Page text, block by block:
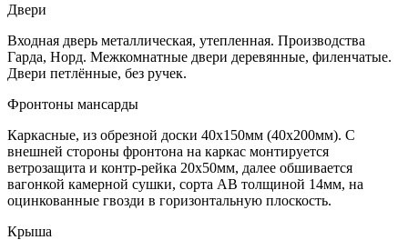
Двери
Входная дверь металлическая, утепленная. Производства
Гарда, Норд. Межкомнатные двери деревянные, филенчатые.
Двери петлённые, без ручек.
Фронтоны мансарды
Каркасные, из обрезной доски 40х150мм (40х200мм). С
внешней стороны фронтона на каркас монтируется
ветрозащита и контр-рейка 20х50мм, далее обшивается
вагонкой камерной сушки, сорта АВ толщиной 14мм, на
оцинкованные гвозди в горизонтальную плоскость.
Крыша